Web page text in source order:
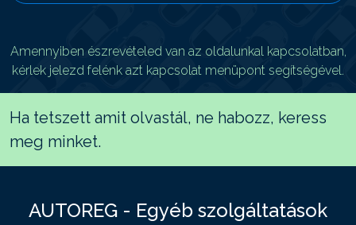
Amennyiben észrevételed van az oldalunkal kapcsolatban,
kérlek jelezd felénk azt kapcsolat menüpont segítségével.
Ha tetszett amit olvastál, ne habozz, keress
meg minket.
AUTOREG - Egyéb szolgáltatások